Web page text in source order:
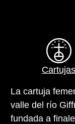
Cartujas
La cartuja
valle del río
fundada a